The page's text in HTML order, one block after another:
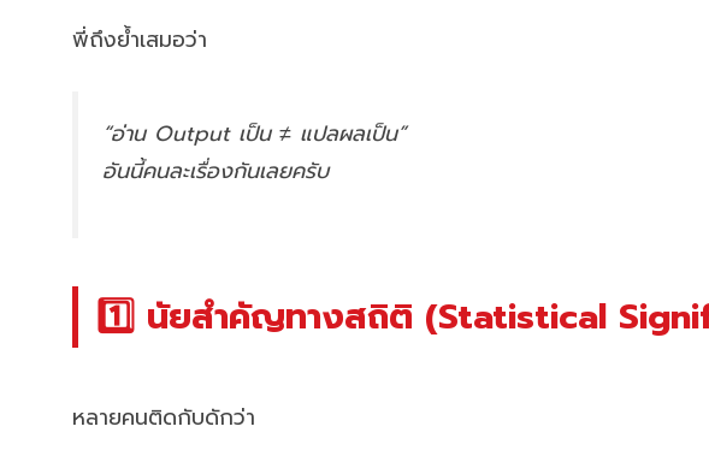
พี่ถึงย้ำเสมอว่า
“อ่าน Output เป็น ≠ แปลผลเป็น”
อันนี้คนละเรื่องกันเลยครับ
1️⃣ นัยสำคัญทางสถิติ (Statistical
หลายคนติดกับดักว่า